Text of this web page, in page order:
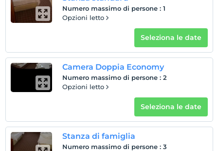
Numero massimo di persone : 1
Opzioni letto
Seleziona le date
Camera Doppia Economy
Numero massimo di persone : 2
Opzioni letto
Seleziona le date
Stanza di famiglia
Numero massimo di persone : 3